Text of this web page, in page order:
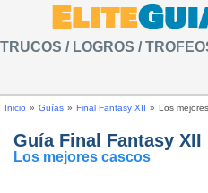
TRUCOS / LOGROS /
Inicio » Guías » Final Fantasy XII » Los
Guía Final Fantasy XII
Los mejores cascos